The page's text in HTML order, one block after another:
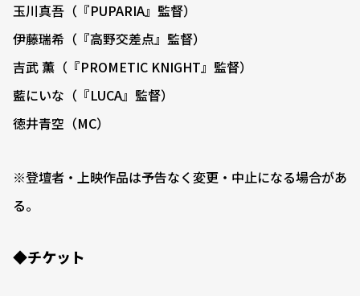
玉川真吾（『PUPARIA』監督）
伊藤瑞希（『高野交差点』監督）
吉武 薫（『PROMETIC KNIGHT』監督）
藍にいな（『LUCA』監督）
徳井青空（MC）
※登壇者・上映作品は予告なく変更・中止になる場合があ
る。
◆チケット